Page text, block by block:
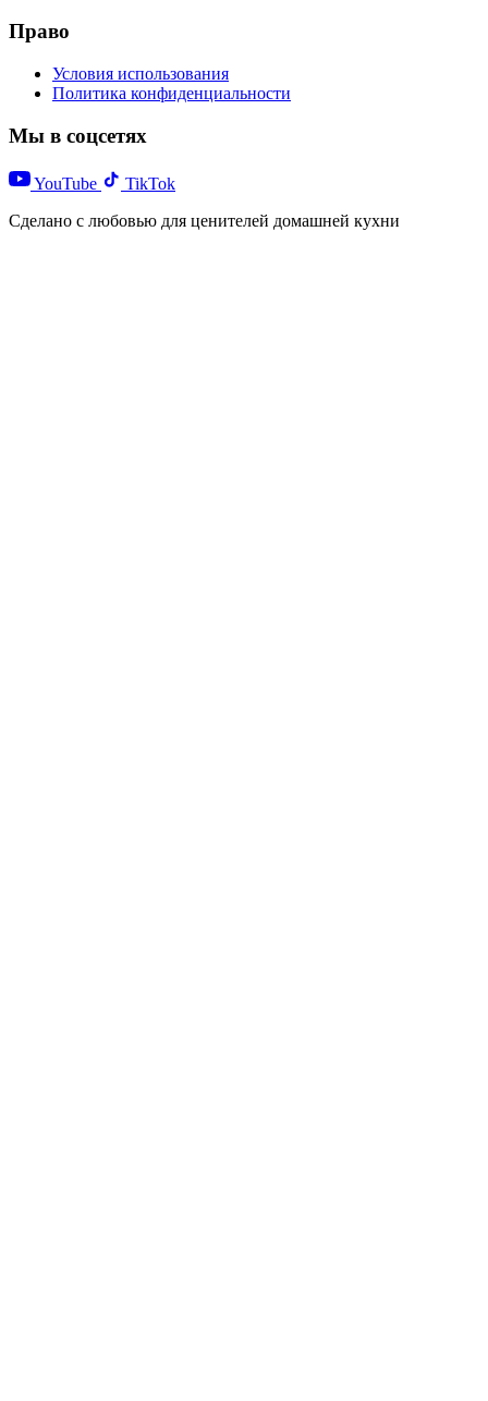
Право
Условия использования
Политика конфиденциальности
Мы в соцсетях
YouTube
TikTok
Сделано с любовью для ценителей домашней кухни